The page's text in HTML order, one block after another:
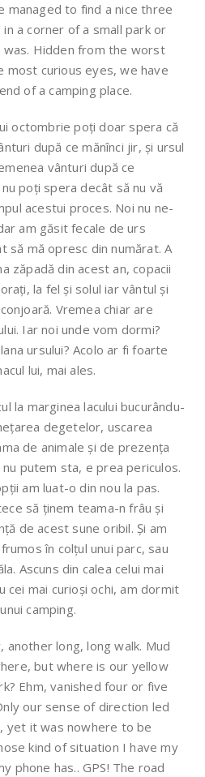
managed to find a nice three
a corner of a small park or
Hidden from the worst
most curious eyes, we have
of a camping place.
octombrie poți doar spera că
după ce mănînci jir, și ursul
vânturi după ce
poți spera decât să nu vă
acestui proces. Noi nu ne-
am găsit fecale de urs
să mă opresc din numărat. A
zăpadă din acest an, copacii
la fel și solul iar vântul și
Vremea chiar are
Iar noi unde vom dormi?
ursului? Acolo ar fi foarte
lui, mai ales.
la marginea lacului bucurându-
degetelor, uscarea
de animale și de prezența
nu putem sta, e prea periculos.
am luat-o din nou la pas.
să ținem teama-n frâu și
de acest sune oribil. Și am
în colțul unui parc, sau
Ascuns din calea celui mai
cei mai curioși ochi, am dormit
camping.
another long, long walk. Mud
but where is our yellow
Ehm, vanished four or five
our sense of direction led
yet it was nowhere to be
kind of situation I have my
phone has.. GPS! The road